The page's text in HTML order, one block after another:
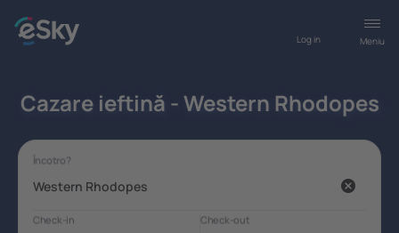
Meniu
Log in
Cazare ieftină - Western Rhodopes